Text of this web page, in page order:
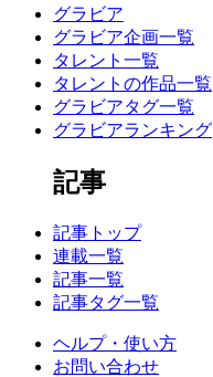
グラビア
グラビア企画一覧
タレント一覧
タレントの作品一覧
グラビアタグ一覧
グラビアランキング
記事
記事トップ
連載一覧
記事一覧
記事タグ一覧
ヘルプ・使い方
お問い合わせ